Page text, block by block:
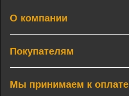
О компании
Покупателям
Мы принимаем к оплате